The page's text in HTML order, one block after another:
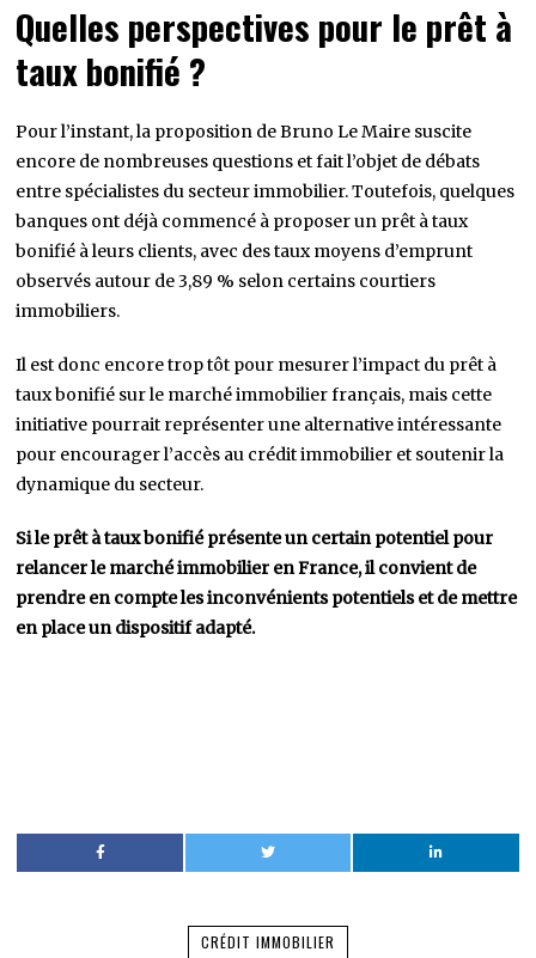
Quelles perspectives pour le prêt à
taux bonifié ?
Pour l’instant, la proposition de Bruno Le Maire suscite
encore de nombreuses questions et fait l’objet de débats
entre spécialistes du secteur immobilier. Toutefois, quelques
banques ont déjà commencé à proposer un prêt à taux
bonifié à leurs clients, avec des taux moyens d’emprunt
observés autour de 3,89 % selon certains courtiers
immobiliers.
Il est donc encore trop tôt pour mesurer l’impact du prêt à
taux bonifié sur le marché immobilier français, mais cette
initiative pourrait représenter une alternative intéressante
pour encourager l’accès au crédit immobilier et soutenir la
dynamique du secteur.
Si le prêt à taux bonifié présente un certain potentiel pour
relancer le marché immobilier en France, il convient de
prendre en compte les inconvénients potentiels et de mettre
en place un dispositif adapté.
CRÉDIT IMMOBILIER